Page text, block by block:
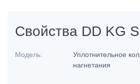
Свойства DD KG S
Модель:
Уплотнительное
нагнетания